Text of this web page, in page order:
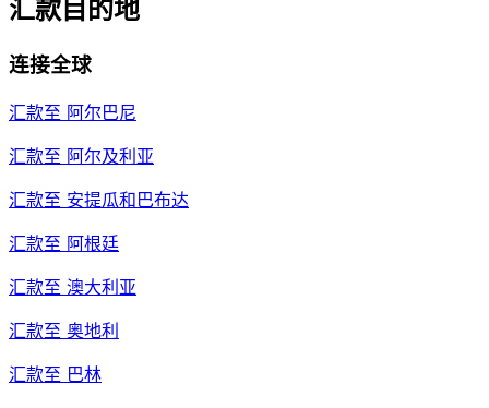
汇款目的地
连接全球
汇款至 阿尔巴尼
汇款至 阿尔及利亚
汇款至 安提瓜和巴布达
汇款至 阿根廷
汇款至 澳大利亚
汇款至 奥地利
汇款至 巴林